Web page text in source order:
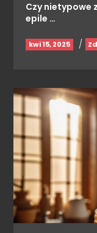
Czy nietypowe
epile …
kwi 15, 2025 /